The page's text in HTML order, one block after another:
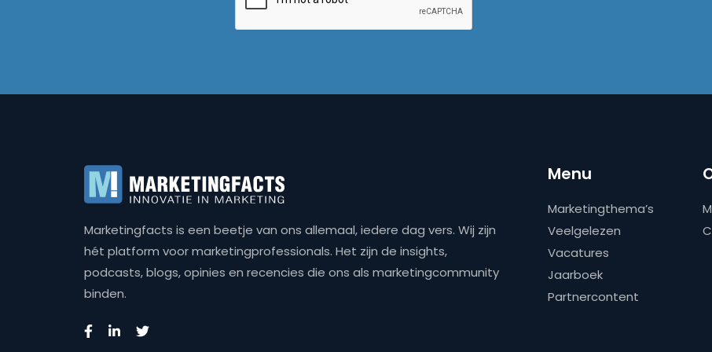
Marketingfacts is een beetje van ons allemaal, iedere dag vers. Wij zijn
hét platform voor marketingprofessionals. Het zijn de insights,
podcasts, blogs, opinies en recencies die ons als marketingcommunity
binden.
Menu
Marketingthema’s
Veelgelezen
Vacatures
Jaarboek
Partnercontent